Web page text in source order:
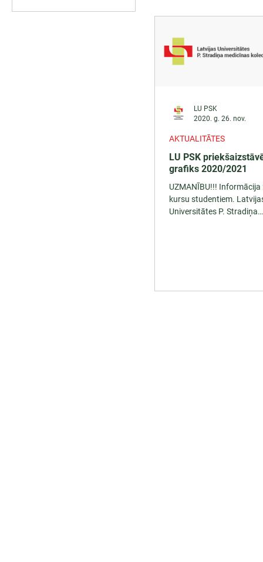
LU PSK
grafiks 2020/2021
UZMANĪBU!!! Informācija
kursu studentiem.
Universitātes P. Stradiņa
AKTUALITĀTES
LU PSK
2020. g. 26. nov.